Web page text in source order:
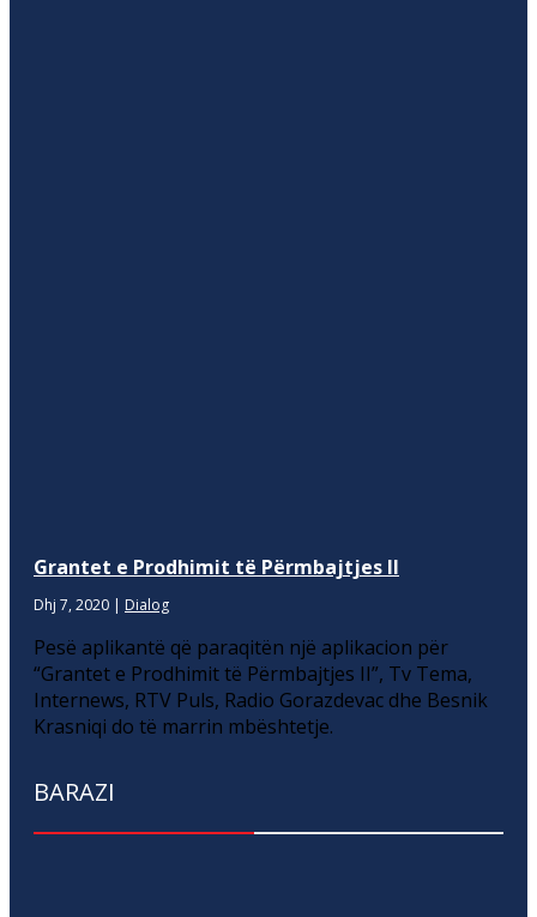
Grantet e Prodhimit të Përmbajtjes II
Dhj 7, 2020 | Dialog
Pesë aplikantë që paraqitën një aplikacion për
“Grantet e Prodhimit të Përmbajtjes II”, Tv Tema,
Internews, RTV Puls, Radio Gorazdevac dhe Besnik
Krasniqi do të marrin mbështetje.
BARAZI